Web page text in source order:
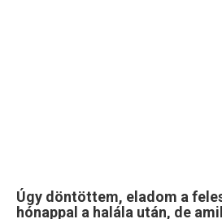
Úgy döntöttem, eladom a
hónappal a halála után, de